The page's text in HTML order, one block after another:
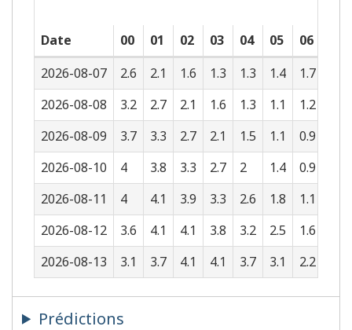
Date 00 01 02 03 04 05 06
2026-08-07
2.6 2.1 1.6 1.3 1.3 1.4 1.7
2026-08-08
3.2 2.7 2.1 1.6 1.3 1.1 1.2
2026-08-09
3.7 3.3 2.7 2.1 1.5 1.1 0.9
2026-08-10
4 3.8 3.3 2.7 2 1.4 0.9
2026-08-11
4 4.1 3.9 3.3 2.6 1.8 1.1
2026-08-12
3.6 4.1 4.1 3.8 3.2 2.5 1.6
2026-08-13
3.1 3.7 4.1 4.1 3.7 3.1 2.2
Prédictions